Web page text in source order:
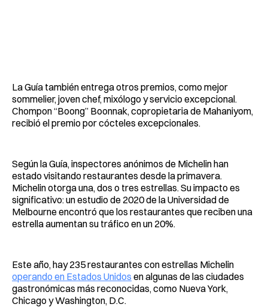
La Guía también entrega otros premios, como mejor
sommelier, joven chef, mixólogo y servicio excepcional.
Chompon “Boong” Boonnak, copropietaria de Mahaniyom,
recibió el premio por cócteles excepcionales.
Según la Guía, inspectores anónimos de Michelin han
estado visitando restaurantes desde la primavera.
Michelin otorga una, dos o tres estrellas. Su impacto es
significativo: un estudio de 2020 de la Universidad de
Melbourne encontró que los restaurantes que reciben una
estrella aumentan su tráfico en un 20%.
Este año, hay 235 restaurantes con estrellas Michelin
operando en Estados Unidos en algunas de las ciudades
gastronómicas más reconocidas, como Nueva York,
Chicago y Washington, D.C.